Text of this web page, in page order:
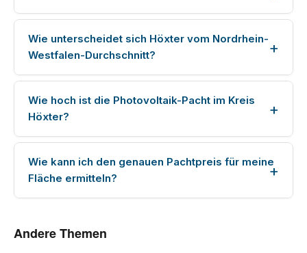
Wie unterscheidet sich Höxter vom Nordrhein-
Westfalen-Durchschnitt?
Wie hoch ist die Photovoltaik-Pacht im Kreis
Höxter?
Wie kann ich den genauen Pachtpreis für meine
Fläche ermitteln?
Andere Themen